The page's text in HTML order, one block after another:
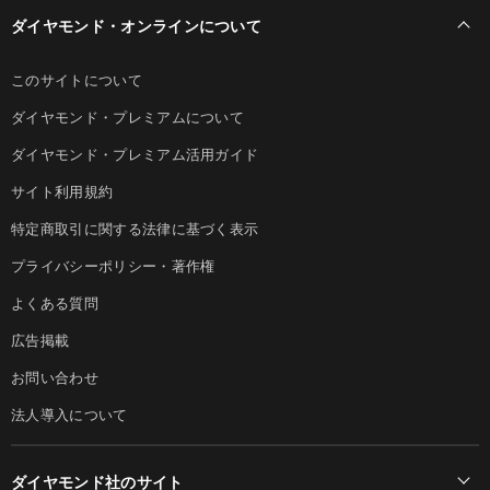
ダイヤモンド・オンラインについて
このサイトについて
ダイヤモンド・プレミアムについて
ダイヤモンド・プレミアム活用ガイド
サイト利用規約
特定商取引に関する法律に基づく表示
プライバシーポリシー・著作権
よくある質問
広告掲載
お問い合わせ
法人導入について
ダイヤモンド社のサイト